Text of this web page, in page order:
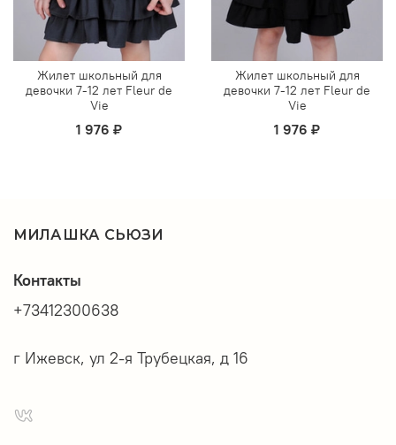
Жилет школьный для
девочки 7-12 лет Fleur de
Vie
1 976 ₽
Жилет школьный для
девочки 7-12 лет Fleur de
Vie
1 976 ₽
МИЛАШКА СЬЮЗИ
Контакты
+73412300638
г Ижевск, ул 2-я Трубецкая, д 16